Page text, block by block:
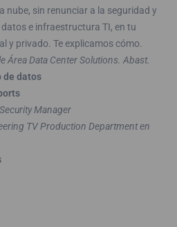
nube, sin renunciar a la seguridad y
e infraestructura TI, en tu
y privado. Te explicamos cómo.
Área Data Center Solutions. Abast.
de datos
Manager
TV Production Department en